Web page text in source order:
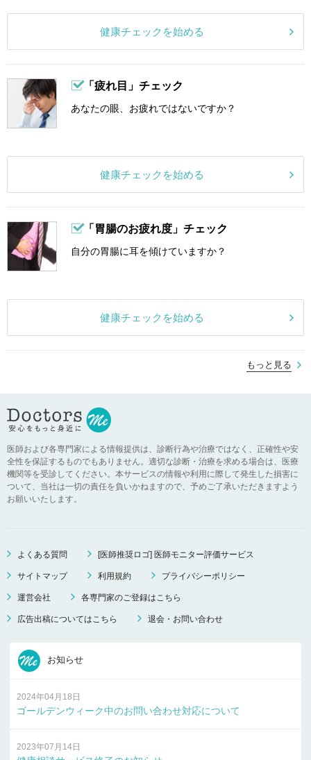
健康チェックを始める
「疲れ目」チェック
あなたの眼、お疲れではないですか？
健康チェックを始める
「胃腸のお疲れ度」チェック
自分の胃腸に耳を傾けていますか？
健康チェックを始める
もっと見る
医師および各専門家による情報提供は、診断行為や治療ではなく、正確性や安
全性を保証するものでもありません。適切な診断・治療を求める場合は、医療
機関等を受診してください。本サービスの情報や利用に際して発生した損害に
ついて、当社は一切の責任を負いかねますので、予めご了承いただきますよう
お願いいたします。
よくある質問 [医師推奨ロゴ] 医師モニター評価サービス
サイトマップ 利用規約 プライバシーポリシー
運営会社 各専門家のご登録はこちら
広告出稿についてはこちら 退会・お問い合わせ
お知らせ
2024年04月18日
ゴールデンウィーク中のお問い合わせ対応について
2023年07月14日